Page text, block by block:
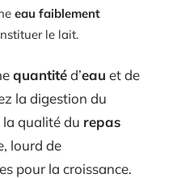
eau faiblement
le lait.
quantitéd’eau et de
la digestion du
qualité du repas
lourd de
pour la croissance.